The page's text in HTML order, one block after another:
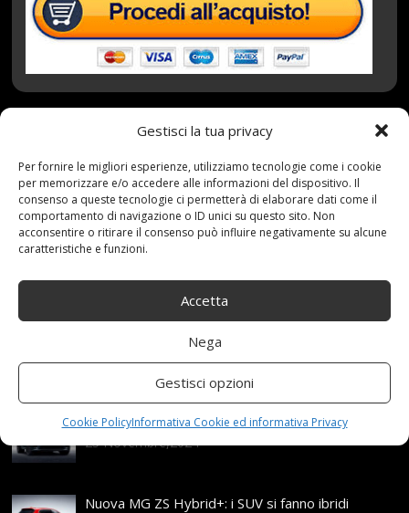
Gestisci la tua privacy
Per fornire le migliori esperienze, utilizziamo tecnologie come i cookie
per memorizzare e/o accedere alle informazioni del dispositivo. Il
consenso a queste tecnologie ci permetterà di elaborare dati come il
comportamento di navigazione o ID unici su questo sito. Non
acconsentire o ritirare il consenso può influire negativamente su alcune
caratteristiche e funzioni.
Accetta
Nega
Gestisci opzioni
Cookie PolicyInformativa Cookie ed informativa Privacy
Antiscivolo ,Auto,AWJ,CATENA,Catene,Emergenza,
Facile,Fuoristrada,Furgone ,Impugnatura,invernal
Montare, Neve,PNEUMATICI,SUV Categories:
Shop
Assicurazione auto e sostituzione lunotto: le cose
da sapere
21 Aprile,2026
Range Rover: un’icona tra i luxury SUV
25 Novembre,2024
Nuova MG ZS Hybrid+: i SUV si fanno ibridi